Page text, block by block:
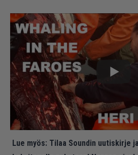
Lue myös: Tilaa Soundin uutiskirje